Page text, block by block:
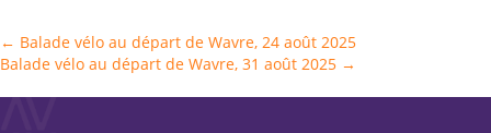
Posts
navigation
← Balade vélo au départ de Wavre, 24 août 2025
Balade vélo au départ de Wavre, 31 août 2025 →